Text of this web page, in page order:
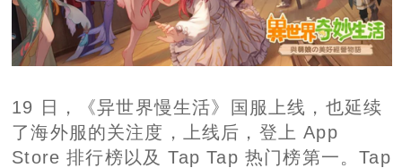
19 日，《异世界慢生活》国服上线，也延续
了海外服的关注度，上线后，登上 App
Store 排行榜以及 Tap Tap 热门榜第一。Tap